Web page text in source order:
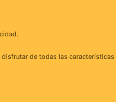
de todas las